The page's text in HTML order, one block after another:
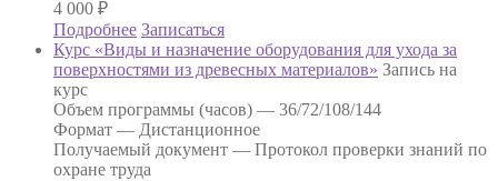
4 000 ₽
Подробнее Записаться
Курс «Виды и назначение оборудования для ухода за
поверхностями из древесных материалов» Запись на
курс
Объем программы (часов) — 36/72/108/144
Формат — Дистанционное
Получаемый документ — Протокол проверки знаний по
охране труда